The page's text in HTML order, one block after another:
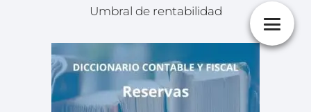
Umbral de rentabilidad